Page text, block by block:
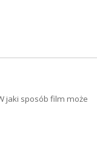
jaki sposób film może